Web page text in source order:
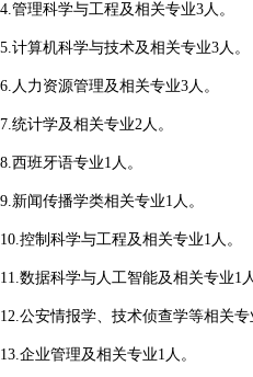
4.管理科学与工程及相关专业3人。
5.计算机科学与技术及相关专业3人。
6.人力资源管理及相关专业3人。
7.统计学及相关专业2人。
8.西班牙语专业1人。
9.新闻传播学类相关专业1人。
10.控制科学与工程及相关专业1人。
11.数据科学与人工智能及相关专业1人
12.公安情报学、技术侦查学等相关专
13.企业管理及相关专业1人。